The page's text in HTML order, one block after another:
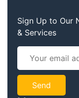
Sign Up to Our
& Services